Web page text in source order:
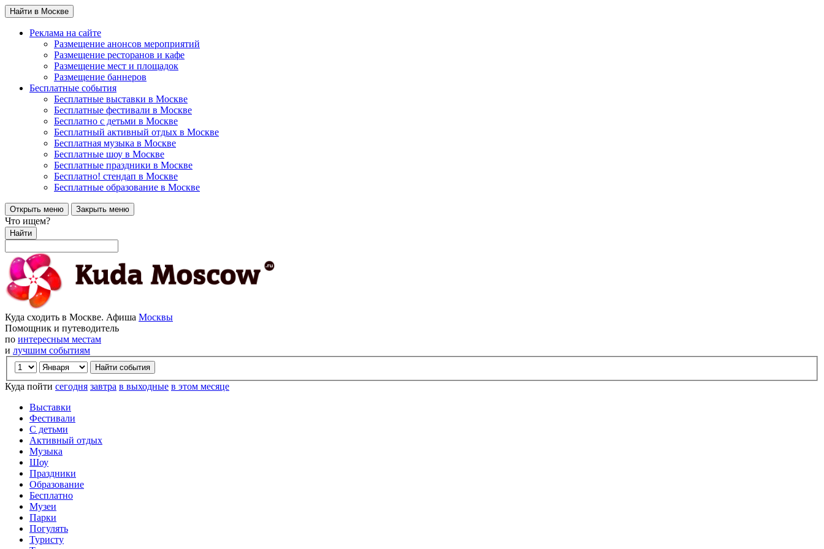
Найти в Москве
Реклама на сайте
Размещение анонсов мероприятий
Размещение ресторанов и кафе
Размещение мест и площадок
Размещение баннеров
Бесплатные события
Бесплатные выставки в Москве
Бесплатные фестивали в Москве
Бесплатно с детьми в Москве
Бесплатный активный отдых в Москве
Бесплатная музыка в Москве
Бесплатные шоу в Москве
Бесплатные праздники в Москве
Бесплатно! стендап в Москве
Бесплатные образование в Москве
Открыть меню Закрыть меню
Что ищем?
Найти
Куда сходить в Москве. Афиша Москвы
Помощник и путеводитель
по интересным местам
и лучшим событиям
Куда пойти сегодня завтра в выходные в этом месяце
Выставки
Фестивали
С детьми
Активный отдых
Музыка
Шоу
Праздники
Образование
Бесплатно
Музеи
Парки
Погулять
Туристу